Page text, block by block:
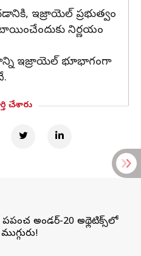
ఇజ్రాయెల్ ప్రభుత్వం
నిర్ణయం
ఇజ్రాయెల్ భూభాగంగా
చేశారు
అండర్-20 అథ్లెటిక్స్‌లో